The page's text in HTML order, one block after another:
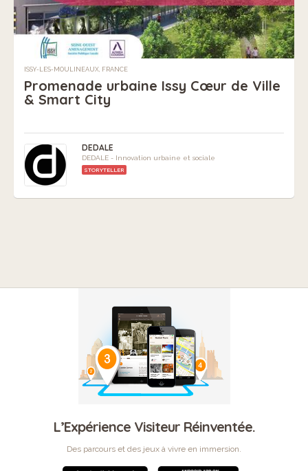
ISSY-LES-MOULINEAUX, FRANCE
Promenade urbaine Issy Cœur de Ville
& Smart City
DEDALE
DEDALE - Innovation urbaine et sociale
STORYTELLER
L’Expérience Visiteur Réinventée.
Des parcours et des jeux à vivre en immersion.